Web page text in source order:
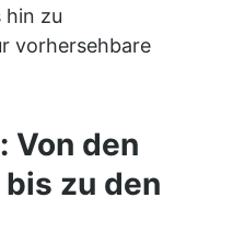
hin zu
vorhersehbare
Von den
zu den